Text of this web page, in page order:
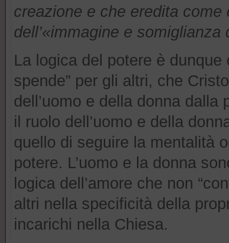
creazione e che eredita
dell’«immagine e
La logica del potere è dunque
spende” per gli altri, che
dell’uomo e della donna
il ruolo dell’uomo e della
quello di seguire la mentalità
potere. L’uomo e la donna
logica dell’amore che non
altri nella specificità della
incarichi nella Chiesa.